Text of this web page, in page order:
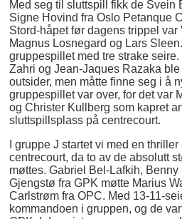
Med seg til sluttspill fikk de Svein
Signe Hovind fra Oslo Petanque
Stord-håpet før dagens trippel var
Magnus Losnegard og Lars
gruppespillet med tre strake
Zahri og Jean-Jaques Razaka
outsider, men måtte finne seg i å
gruppespillet var over, for det var
og Christer Kullberg som kapret
sluttspillsplass på centrecourt.
I gruppe J startet vi med en
centrecourt, da to av de absolutt
møttes. Gabriel Bel-Lafkih,
Gjengstø fra GPK møtte Marius
Carlstrøm fra OPC. Med 13-11-
kommandoen i gruppen, og de